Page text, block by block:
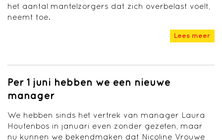
het aantal mantelzorgers dat zich overbelast voelt,
neemt toe.
Lees meer
Per 1 juni hebben we een nieuwe
manager
We hebben sinds het vertrek van manager Laura
Houtenbos in januari even zonder gezeten, maar
nu kunnen we bekendmaken dat Nicoline Vrouwe